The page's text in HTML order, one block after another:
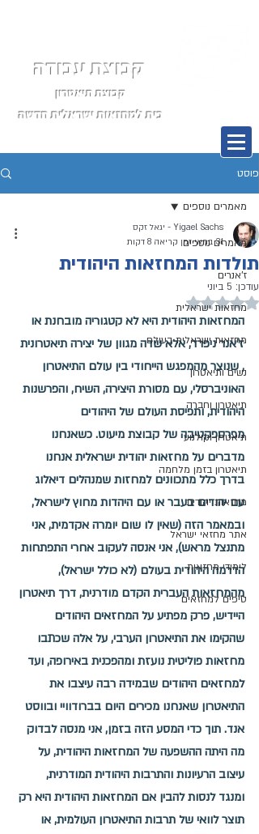
קבוצת עבודה
קבוצת תיאטרון
בית למחזאות ישראלית חדשה
תפריט
פוסט
מאמרים נוספים
ז'אנרים
מחזאות ישראלית
מחזאות ישראלית בעולם
נשים ותיאטרון
תיאטרון וחברה
תיאטרון וקולנוע
תיאטרון בזמן מלחמה
מחזאות יהודית
אתר מחזאי ישראל
לימודי מחזאות
טיפים למחזאים
מאמרים נוספים
תולדות המחזאות היהודית
Yigael Sachs - יגאל זקס
31 במאי
זמן קריאה 8 דקות
עודכן: 5 ביוני
דירוג של NaN מתוך 5 כוכבים
המחזאות היהודית היא לא קטגוריה מובחנת או
ז'אנר ניפרד, אלא שדה מגוון של יצירה תיאטרונית
, שנוצר מהמפגש הייחודי בין עולם התיאטרון
האוניברסלי, עם מסורת היצירה, השיח, והפרשנות
היהודית, ותפיסת העולם של היהודים
מפרספקטיבה של קבוצת מיעוט. כשאנחנו
מדברים על מחזאות יהודית ישראלית אנחנו
בדרך כלל מתכוונים למחזות שמנהלים דיאלוג
עם יהודים בעבר או עם היהדות מחוץ לישראל,
ובמאמר הזה (שאין לו שום יומרה אקדמית, אני
מתנצל מראש), אני אנסה לעקוב אחרי התפתחות
הדרמה היהודית בעולם (לא כולל ישראל),
מהמחזאות העברית הקדם מודרנית, דרך תיאטרון
היידיש, פרק מפתיע על המחזאים היהודים
שהקימו את התיאטרון הערבי, על אלה שכתבו
מחזאות פוליטית נועזת ומהפכנית באירופה, ועד
למחזאים היהודים שבמידה רבה עיצבו את
התיאטרון שאנחנו מכירים היום בברודוויי ובווסט
אנד. תוך כדי המסע הזה בזמן, אני מנסה לבדוק
מה היתה ההשפעה של המחזאות היהודית, על
עיצוב הרעיונות והתרבות היהודית המודרנית,
ומנגד לנסות להבין אם המחזאות היהודית היא רק
תוצר לוואי של תרבות התיאטרון העולמית, או